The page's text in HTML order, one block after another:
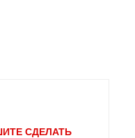
СДЕЛАТЬ